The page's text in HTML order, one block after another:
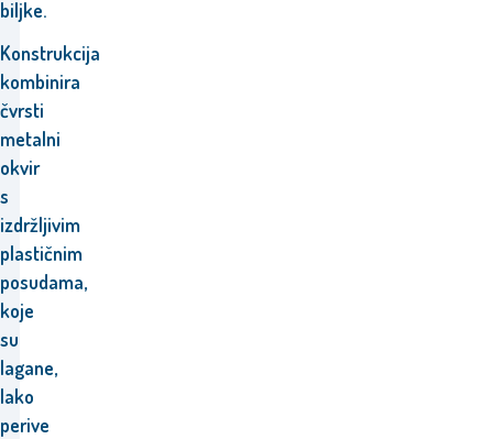
biljke.
Konstrukcija
kombinira
čvrsti
metalni
okvir
s
izdržljivim
plastičnim
posudama,
koje
su
lagane,
lako
perive